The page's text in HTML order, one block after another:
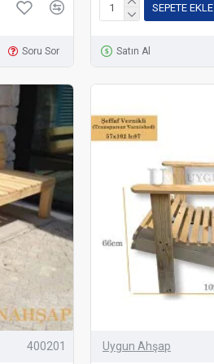
Soru Sor
SEPETE EKLE
Satın Al
400201 Uygun Ahşap